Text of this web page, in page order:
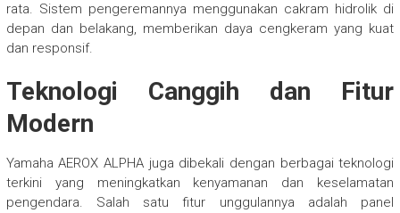
rata. Sistem pengeremannya menggunakan cakram hidrolik di
depan dan belakang, memberikan daya cengkeram yang kuat
dan responsif.
Teknologi Canggih dan Fitur
Modern
Yamaha AEROX ALPHA juga dibekali dengan berbagai teknologi
terkini yang meningkatkan kenyamanan dan keselamatan
pengendara. Salah satu fitur unggulannya adalah panel